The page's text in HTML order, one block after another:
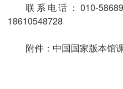
联系电话：010-
18610548728
附件： 中国国家版本馆